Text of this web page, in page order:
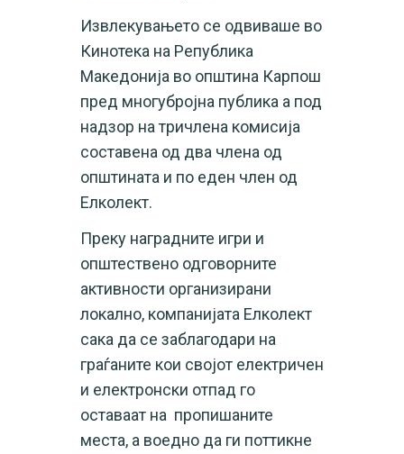
Извлекувањето се одвиваше во
Кинотека на Република
Македонија во општина Карпош
пред многубројна публика а под
надзор на тричлена комисија
составена од два члена од
општината и по еден член од
Елколект.
Преку наградните игри и
општествено одговорните
активности организирани
локално, компанијата Елколект
сака да се заблагодари на
граѓаните кои својот електричен
и електронски отпад го
оставаат на пропишаните
места, а воедно да ги поттикне